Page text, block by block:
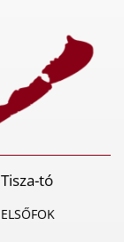
Tisza-tó
ELSŐFOK